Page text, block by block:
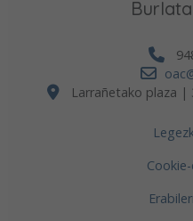
Larrañetako plaza |